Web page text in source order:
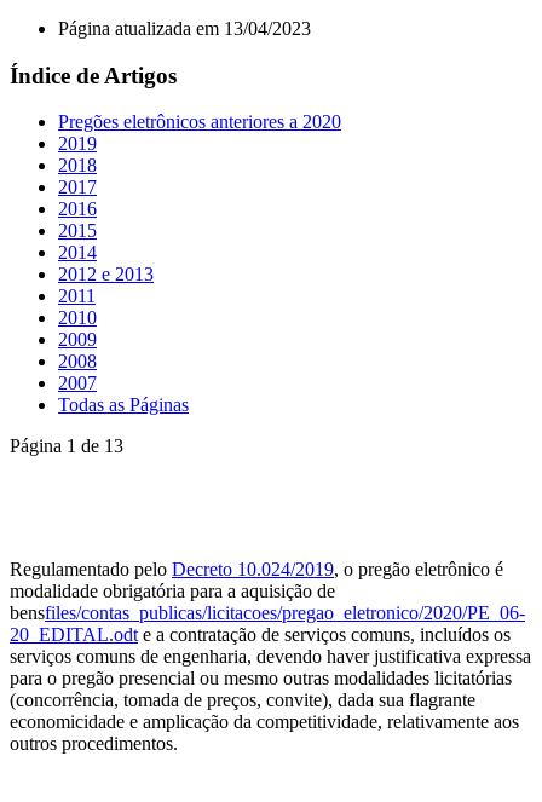
Página atualizada em 13/04/2023
Índice de Artigos
Pregões eletrônicos anteriores a 2020
2019
2018
2017
2016
2015
2014
2012 e 2013
2011
2010
2009
2008
2007
Todas as Páginas
Página 1 de 13
Regulamentado pelo Decreto 10.024/2019, o pregão eletrônico é
modalidade obrigatória para a aquisição de
bensfiles/contas_publicas/licitacoes/pregao_eletronico/2020/PE_06-
20_EDITAL.odt e a contratação de serviços comuns, incluídos os
serviços comuns de engenharia, devendo haver justificativa expressa
para o pregão presencial ou mesmo outras modalidades licitatórias
(concorrência, tomada de preços, convite), dada sua flagrante
economicidade e amplicação da competitividade, relativamente aos
outros procedimentos.